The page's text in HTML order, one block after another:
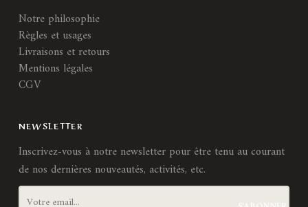
Notre philosophie
Règles et usages
Livraisons et retours
Mentions légales
CGV
NEWSLETTER
Inscrivez-vous à notre newsletter pour être tenu au courant
de nos dernières nouveautés, activités, etc.